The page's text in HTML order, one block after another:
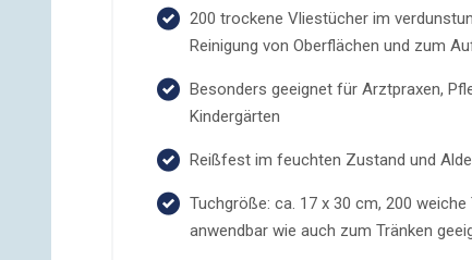
200 trockene Vliestücher im
Reinigung von Oberflächen und zum
Besonders geeignet für Arztpraxen,
Kindergärten
Reißfest im feuchten Zustand und
Tuchgröße: ca. 17 x 30 cm, 200
anwendbar wie auch zum Tränken